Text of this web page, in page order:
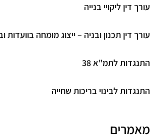
עורך דין ליקויי בנייה
עורך דין תכנון ובניה – ייצוג מומחה בוועדות
התנגדות לתמ"א 38
התנגדות לבינוי בריכות שחייה
מאמרים